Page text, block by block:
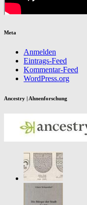
Meta
Anmelden
Eintrags-Feed
Kommentar-Feed
WordPress.org
Ancestry | Ahnenforschung